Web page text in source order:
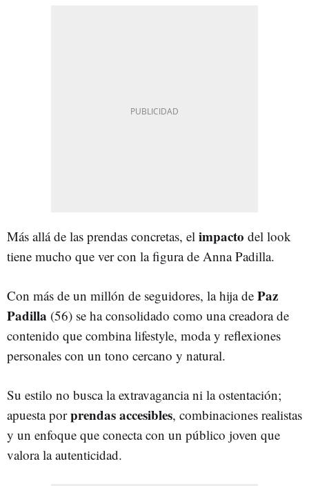
Más allá de las prendas concretas, el impacto del look
tiene mucho que ver con la figura de Anna Padilla.
Con más de un millón de seguidores, la hija de Paz
Padilla (56) se ha consolidado como una creadora de
contenido que combina lifestyle, moda y reflexiones
personales con un tono cercano y natural.
Su estilo no busca la extravagancia ni la ostentación;
apuesta porprendas accesibles, combinaciones realistas
y un enfoque que conecta con un público joven que
valora la autenticidad.